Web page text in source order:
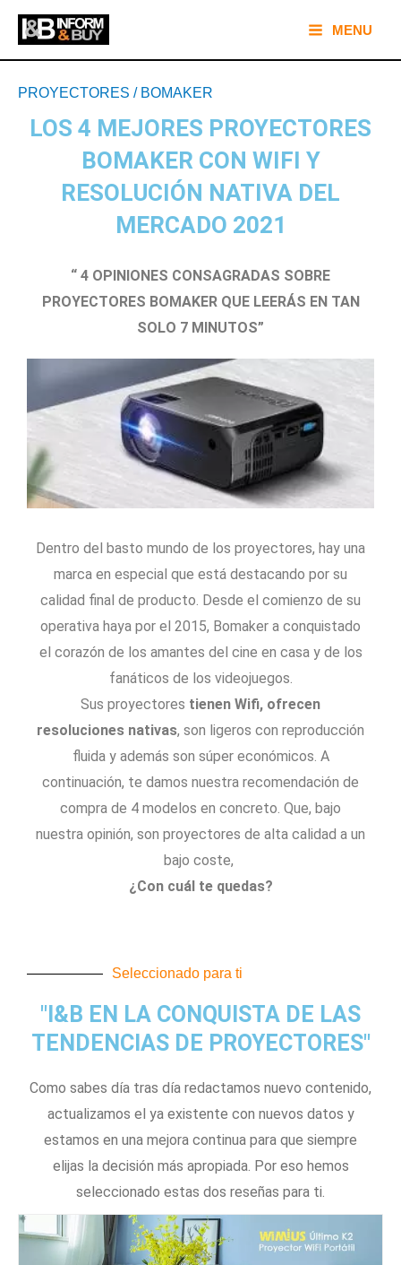
contenido
Main
Menu
MENU
PROYECTORES / BOMAKER
LOS 4 MEJORES PROYECTORES
BOMAKER CON WIFI Y
RESOLUCIÓN NATIVA DEL
MERCADO 2021
“ 4 OPINIONES CONSAGRADAS SOBRE
PROYECTORES BOMAKER QUE LEERÁS EN TAN
SOLO 7 MINUTOS”
Dentro del basto mundo de los proyectores, hay una
marca en especial que está destacando por su
calidad final de producto. Desde el comienzo de su
operativa haya por el 2015, Bomaker a conquistado
el corazón de los amantes del cine en casa y de los
fanáticos de los videojuegos.
Sus proyectores tienen Wifi, ofrecen
resoluciones nativas, son ligeros con reproducción
fluida y además son súper económicos. A
continuación, te damos nuestra recomendación de
compra de 4 modelos en concreto. Que, bajo
nuestra opinión, son proyectores de alta calidad a un
bajo coste,
¿Con cuál te quedas?
Seleccionado para ti
"I&B EN LA CONQUISTA DE LAS
TENDENCIAS DE PROYECTORES"
Como sabes día tras día redactamos nuevo contenido,
actualizamos el ya existente con nuevos datos y
estamos en una mejora continua para que siempre
elijas la decisión más apropiada. Por eso hemos
seleccionado estas dos reseñas para ti.
de
entradas